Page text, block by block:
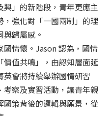
」的新階段，青年更應主
強化對「一國兩制」的理
歸屬感。
情懷。Jason 認為，國情
值共鳴」，由認知層面延
會將持續舉辦國情研習
察及實習活動，讓青年親
策背後的邏輯與願景，從